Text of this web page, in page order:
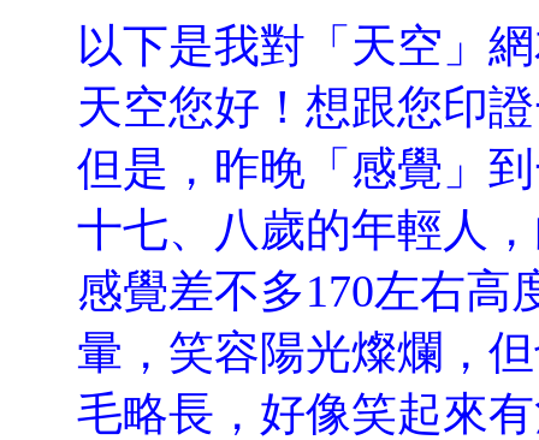
以下是我對「天空」
天空您好！想跟您印
但是，昨晚「感覺」
十七、八歲的年輕人
感覺差不多170左右高
暈，笑容陽光燦爛，
毛略長，好像笑起來